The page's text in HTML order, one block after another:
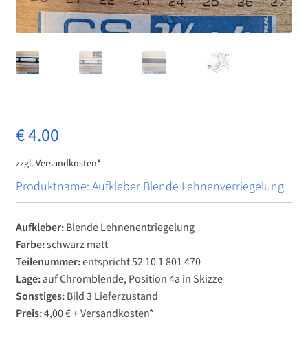
Impressum
Kasse
Vertrag widerrufen
Warenkorb
Was ist CS Werk Bonn?
Widerrufsbelehrung
€4.00
zzgl.Versandkosten*
Produktname: Aufkleber Blende Lehnenverriegelung
Aufkleber:Blende Lehnenentriegelung
Farbe:schwarz matt
Teilenummer:entspricht 52 10 1 801 470
Lage:auf Chromblende, Position 4a in Skizze
Sonstiges:Bild 3 Lieferzustand
Preis:4,00 € + Versandkosten*